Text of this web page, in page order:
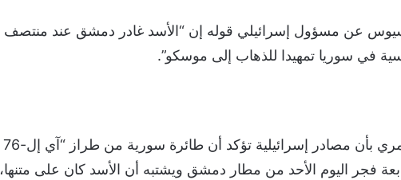
عن مسؤول إسرائيلي قوله إن “الأسد غادر دمشق عند منتصف
في سوريا تمهيدا للذهاب إلى موسكو”.
فجر اليوم الأحد من مطار دمشق ويشتبه أن الأسد كان على متنها،